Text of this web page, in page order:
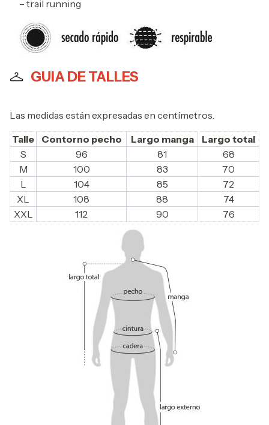
– trail running
GUIA DE TALLES
Las medidas están expresadas en centímetros.
Talle
Contorno pecho Largo manga
Largo total
S
96 81
68
M
100 83
70
L
104 85
72
XL
108 88
74
XXL
112 90 76